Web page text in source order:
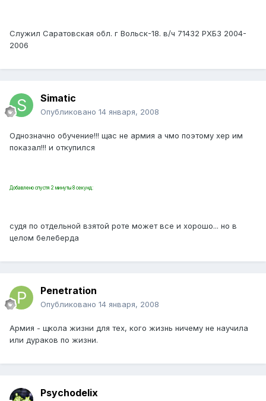
Служил Саратовская обл. г Вольск-18. в/ч 71432 РХБЗ 2004-
2006
Simatic
Опубликовано 14 января, 2008
Однозначно обучение!!! щас не армия а чмо поэтому хер им
показал!!! и откупился
Добавлено спустя 2 минуты 8 секунд:
судя по отдельной взятой роте может все и хорошо... но в
целом белеберда
Penetration
Опубликовано 14 января, 2008
Армия - щкола жизни для тех, кого жизнь ничему не научила
или дураков по жизни.
Psychodelix